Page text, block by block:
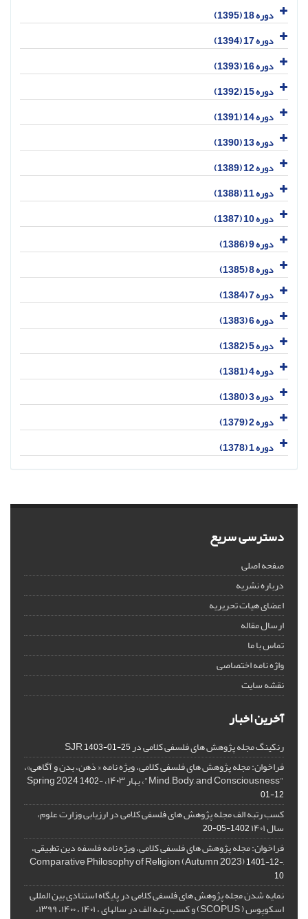
دوره 18 (1395)
دوره 17 (1394)
دوره 16 (1393)
دوره 15 (1392)
دوره 14 (1391)
دوره 13 (1390)
دوره 12 (1389)
دوره 11 (1388)
دوره 10 (1387)
دوره 9 (1386)
دوره 8 (1385)
دوره 7 (1384)
دوره 6 (1383)
دوره 5 (1382)
دوره 4 (1381)
دوره 3 (1380)
دوره 2 (1379)
دوره 1 (1378)
دسترسی سریع
صفحه اصلی
درباره نشریه
اعضای هیات تحریریه
ارسال مقاله
تماس با ما
واژه نامه اختصاصی
نقشه سایت
آخرین اخبار
رنکینگ مجله پژوهش های فلسفی کلامی در SJR1403-01-25
فراخوان: مجله پژوهش های فلسفی کلامی، ویژه نامه « ذهن، بدن و آگاهی»،
"Mind, Body, and Consciousness"، بهار ۱۴۰۳، Spring 2024
1402-
01-12
کسب رتبه الف مجله پژوهش های فلسفی کلامی در ارزیابی وزارت علوم،
سال ۱۴۰۱ 1402-05-20
فراخوان: مجله پژوهش های فلسفی کلامی، ویژه نامه فلسفه دین تطبیقی،
,Comparative Philosophy of Religion (Autumn 2023)
1401-12-
10
نمایه شدن مجله پژوهش های فلسفی کلامی در پایگاه استنادی بین المللی
اسکوپوس ( SCOPUS) و کسب رتبه الف در سالهای ، ۱۴۰۱ ، ۱۴۰۰، ۱۳۹۹،